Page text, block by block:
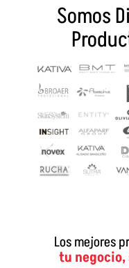
Somos
Los mejores
tu negocio,